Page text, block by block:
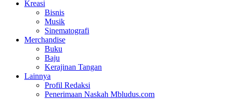
Kreasi
Bisnis
Musik
Sinematografi
Merchandise
Buku
Baju
Kerajinan Tangan
Lainnya
Profil Redaksi
Penerimaan Naskah Mbludus.com